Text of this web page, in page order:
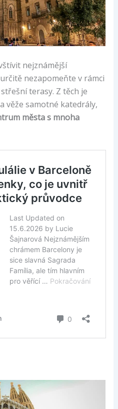
nejznámější
nezapomeňte v rámci
terasy. Z těch je
věže samotné katedrály,
města s mnoha